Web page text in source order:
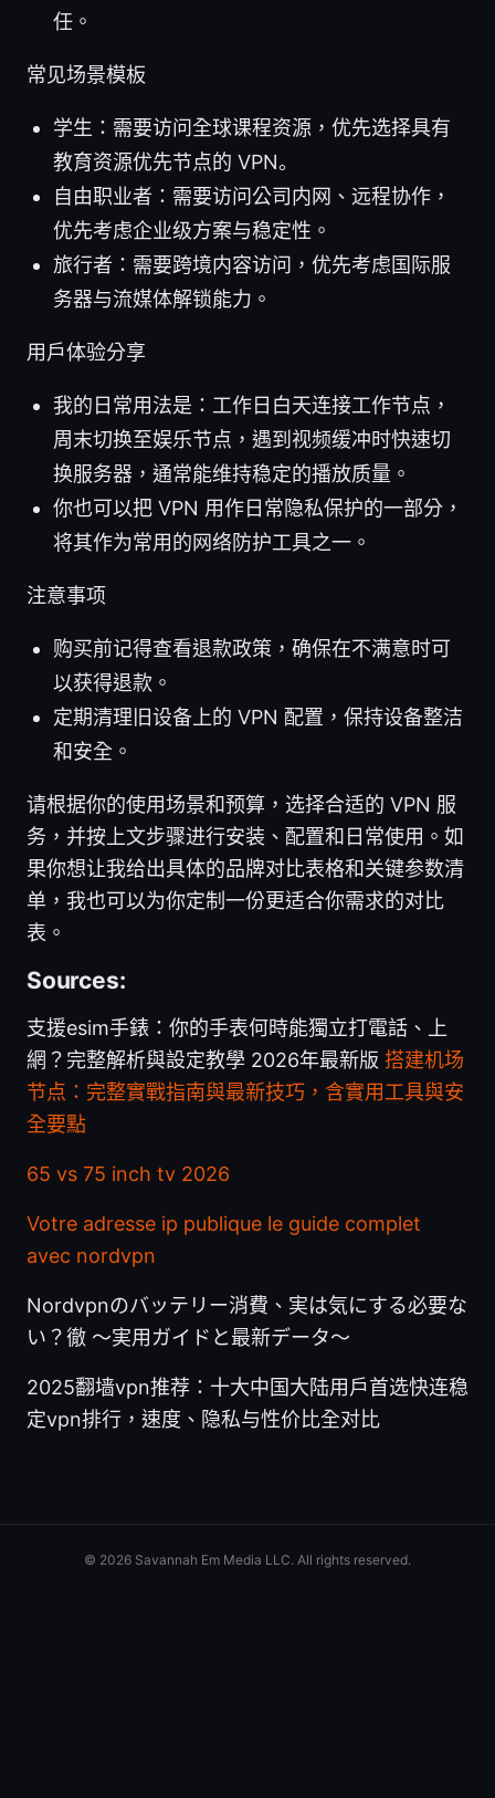
任。
常见场景模板
学生：需要访问全球课程资源，优先选择具有
教育资源优先节点的 VPN。
自由职业者：需要访问公司内网、远程协作，
优先考虑企业级方案与稳定性。
旅行者：需要跨境内容访问，优先考虑国际服
务器与流媒体解锁能力。
用户体验分享
我的日常用法是：工作日白天连接工作节点，
周末切换至娱乐节点，遇到视频缓冲时快速切
换服务器，通常能维持稳定的播放质量。
你也可以把 VPN 用作日常隐私保护的一部分，
将其作为常用的网络防护工具之一。
注意事项
购买前记得查看退款政策，确保在不满意时可
以获得退款。
定期清理旧设备上的 VPN 配置，保持设备整洁
和安全。
请根据你的使用场景和预算，选择合适的 VPN 服
务，并按上文步骤进行安装、配置和日常使用。如
果你想让我给出具体的品牌对比表格和关键参数清
单，我也可以为你定制一份更适合你需求的对比
表。
Sources:
支援esim手錶：你的手表何時能獨立打電話、上
網？完整解析與設定教學 2026年最新版 搭建机场
节点：完整實戰指南與最新技巧，含實用工具與安
全要點
65 vs 75 inch tv 2026
Votre adresse ip publique le guide complet
avec nordvpn
Nordvpnのバッテリー消費、実は気にする必要な
い？徹 〜実用ガイドと最新データ〜
2025翻墙vpn推荐：十大中国大陆用户首选快连稳
定vpn排行，速度、隐私与性价比全对比
© 2026 Savannah Em Media LLC. All rights reserved.